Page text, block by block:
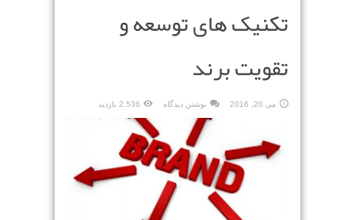
تکنیک های توسعه و
تقویت برند
می 20, 2016 نوشتن دیدگاه 2,536 بازدید